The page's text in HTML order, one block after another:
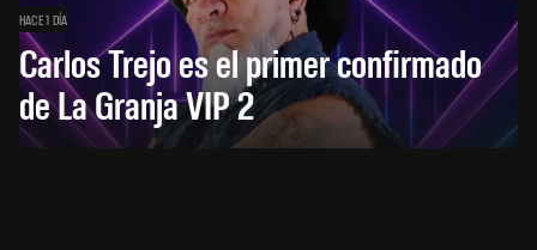
HACE 1 DÍA
Carlos Trejo es el primer confirmado
de La Granja VIP 2